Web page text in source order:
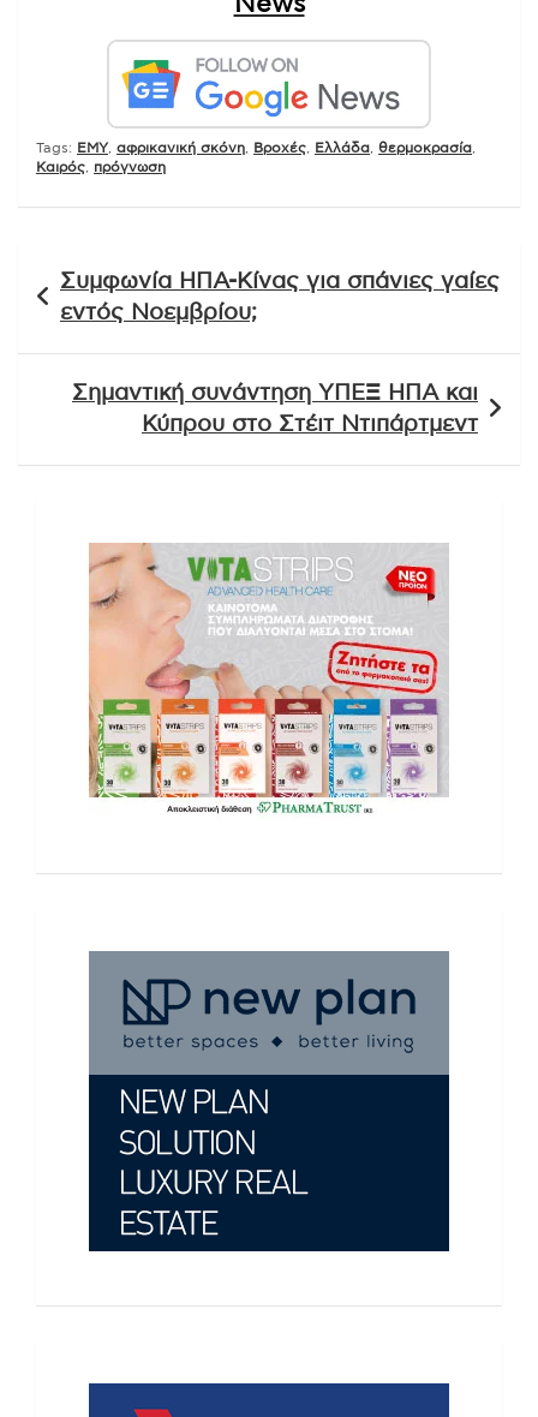
Tags: EMY, αφρικανική σκόνη Βροχές Ελλάδα θερμοκρασία
Καιρός
πρόγνωση
άρθρων
Συμφωνία ΗΠΑ-Κίνας για σπάνιες γαίες
εντός Νοεμβρίου;
Σημαντική συνάντηση ΥΠΕΞ ΗΠΑ και
Κύπρου στο Στέιτ Ντιπάρτμεντ